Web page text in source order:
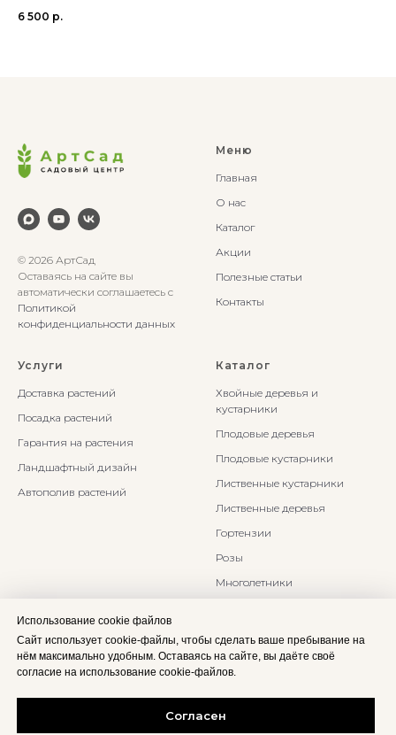
6 500 р.
© 2026 АртСад
Оставаясь на сайте вы
автоматически соглашаетесь с
Политикой
конфиденциальности данных
Меню
Главная
О нас
Каталог
Акции
Полезные статьи
Контакты
Услуги
Доставка растений
Посадка растений
Гарантия на растения
Ландшафтный дизайн
Автополив растений
Каталог
Хвойные деревья и
кустарники
Плодовые деревья
Плодовые кустарники
Лиственные кустарники
Лиственные деревья
Гортензии
Розы
Многолетники
Использование cookie файлов
Сайт использует cookie-файлы, чтобы сделать ваше пребывание на
нём максимально удобным. Оставаясь на сайте, вы даёте своё
согласие на использование cookie-файлов.
Согласен